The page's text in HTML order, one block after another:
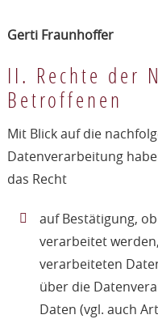
Gerti Fraunhoffer
II. Rechte der
Betroffenen
Mit Blick auf die
Datenverarbeitung
das Recht
auf Bestätigung,
verarbeitet
verarbeiteten
über die
Daten (vgl. auch